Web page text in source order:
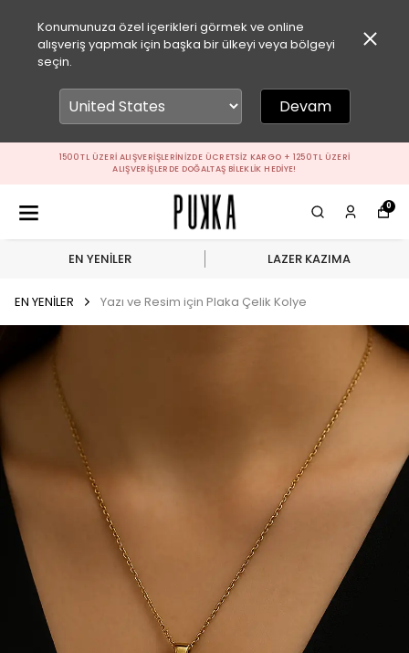
Konumunuza özel içerikleri görmek ve online
alışveriş yapmak için başka bir ülkeyi veya bölgeyi
seçin.
Devam
1500 TL ÜZERI ALIŞVERIŞLERINIZDE ÜCRETSIZ KARGO + 1250 TL ÜZERI
ALIŞVERIŞLERDE DOĞALTAŞ BILEKLIK HEDIYE!
0
EN YENİLER LAZER KAZIMA
EN YENİLER Yazı ve Resim için Plaka Çelik Kolye